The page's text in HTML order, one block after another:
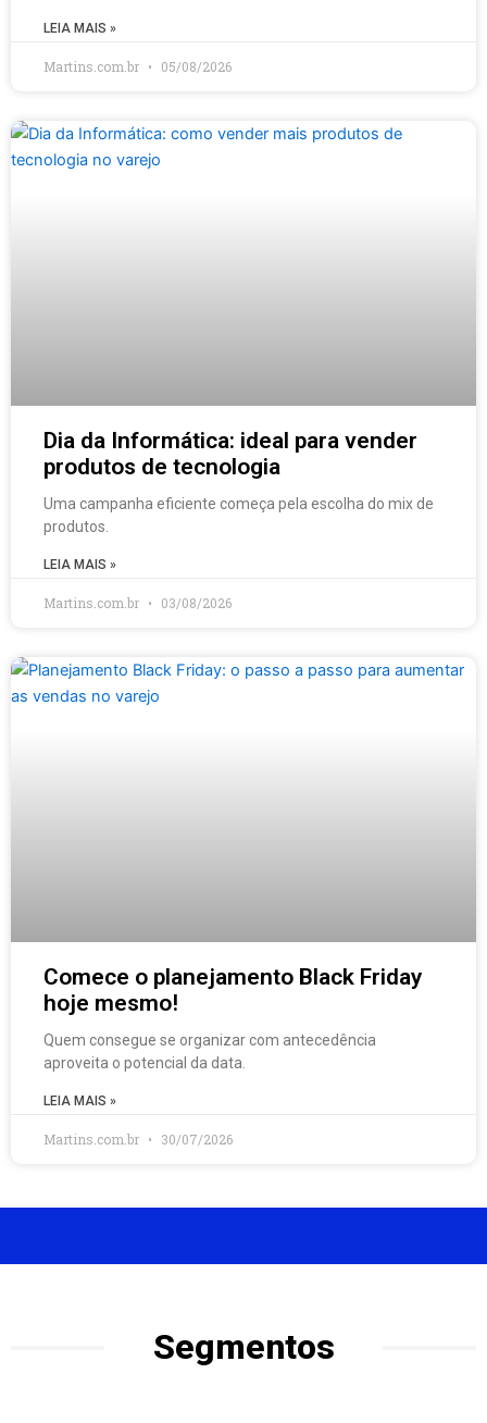
LEIA MAIS »
Martins.com.br 05/08/2026
Dia da Informática: ideal para vender
produtos de tecnologia
Uma campanha eficiente começa pela escolha do mix de
produtos.
LEIA MAIS »
Martins.com.br 03/08/2026
Comece o planejamento Black Friday
hoje mesmo!
Quem consegue se organizar com antecedência
aproveita o potencial da data.
LEIA MAIS »
Martins.com.br 30/07/2026
Segmentos